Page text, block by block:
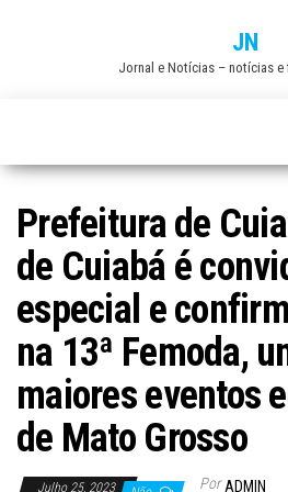
JN
Jornal e Notícias – notícias
Prefeitura de
de Cuiabá é
especial e
na 13ª Femoda,
maiores eventos
de Mato Grosso
Julho 25, 2023 Por ADMIN